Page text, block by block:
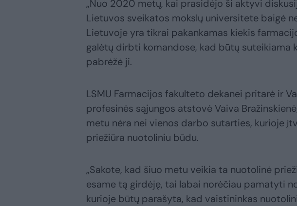
„Nuo 2020 metų, kai prasidėjo ši aktyvi
Lietuvos sveikatos mokslų universitete baigė
Lietuvoje yra tikrai pakankamas kiekis
galėtų dirbti komandose, kad būtų suteikiama
pabrėžė ji.
LSMU Farmacijos fakulteto dekanei pritarė ir
profesinės sąjungos atstovė Vaiva
metu nėra nei vienos darbo sutarties, kurioje
priežiūra nuotoliniu būdu.
„Sakote, kad šiuo metu veikia ta nuotolinė
esame tą girdėję, tai labai norėčiau pamatyti
kurioje būtų parašyta, kad vaistininkas